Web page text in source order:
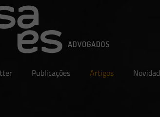
Publicações Artigos